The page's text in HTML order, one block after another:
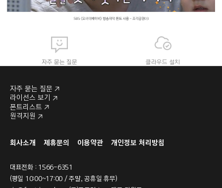
자주 묻는 질문 클라우드 설치
라이선스 보기
자주 묻는 질문
라이선스 보기
폰트리스트
원격지원
회사소개 제휴문의 이용약관 개인정보 처리방침
대표전화 : 1566-6351
(평일 10:00~17:00 / 주말, 공휴일 휴무)